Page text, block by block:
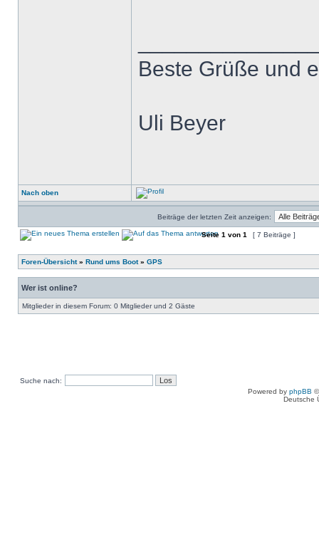
Beste Grüße und
Uli Beyer
Nach oben
Beiträge der letzten Zeit anzeigen:
Seite 1 von 1 [ 7 Beiträge ]
Foren-Übersicht» Rund ums Boot» GPS
Wer ist online?
Mitglieder in diesem Forum: 0 Mitglieder und 2 Gäste
Suche nach:
Powered by phpBB
Deutsche